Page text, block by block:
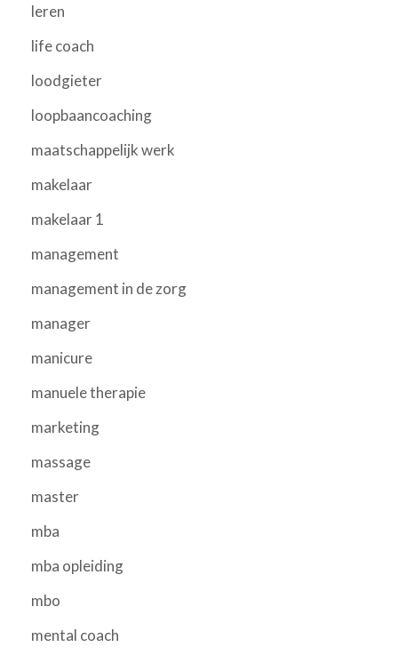
leren
life coach
loodgieter
loopbaancoaching
maatschappelijk werk
makelaar
makelaar 1
management
management in de zorg
manager
manicure
manuele therapie
marketing
massage
master
mba
mba opleiding
mbo
mental coach